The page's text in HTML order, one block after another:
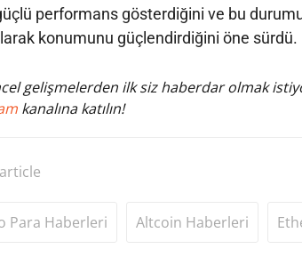
performans gösterdiğini ve bu
olarak konumunu güçlendirdiğini öne sürdü.
gelişmelerden ilk siz haberdar olmak
kanalına katılın!
Para Haberleri Altcoin Haberleri